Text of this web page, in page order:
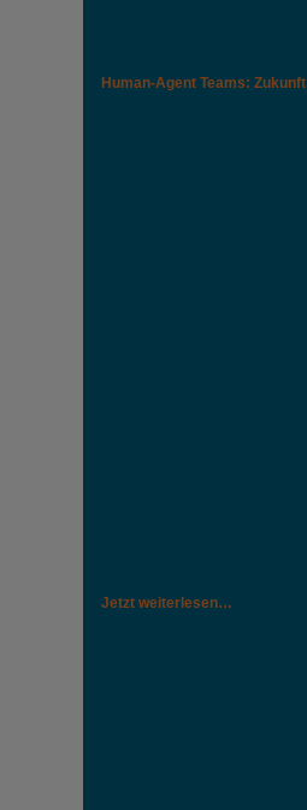
Human-Agent Teams:
Jetzt weiterlesen…